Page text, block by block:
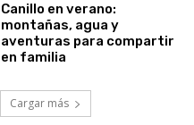
Canillo en verano:
montañas, agua y
aventuras para compartir
en familia
Cargar más